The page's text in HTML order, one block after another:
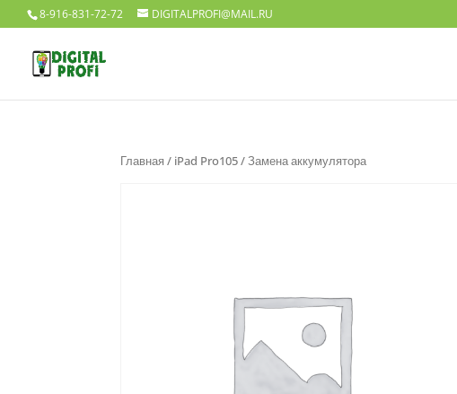
8-916-831-72-72 DIGITALPROFI@MAIL.RU
Главная / iPad Pro105/ Замена аккумулятора